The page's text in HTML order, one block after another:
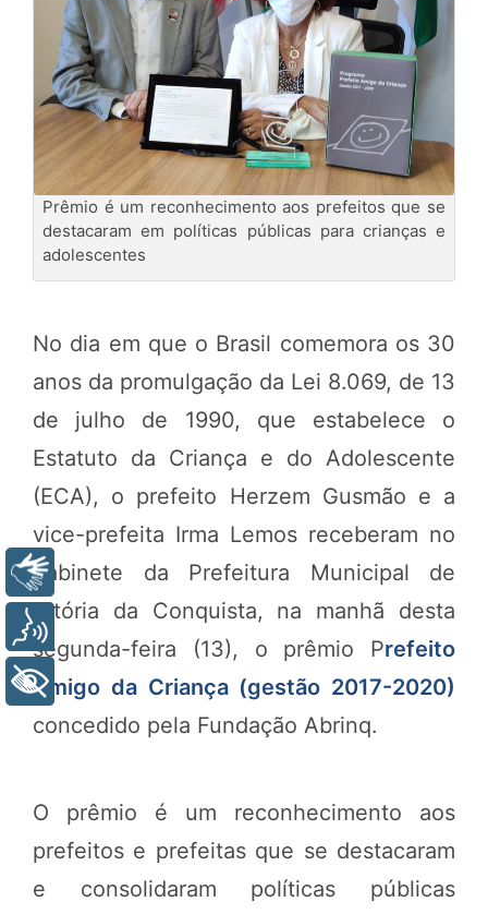
Prêmio é um reconhecimento aos prefeitos que se
destacaram em políticas públicas para crianças e
adolescentes
No dia em que o Brasil comemora os 30
anos da promulgação da Lei 8.069, de 13
de julho de 1990, que estabelece o
Estatuto da Criança e do Adolescente
(ECA), o prefeito Herzem Gusmão e a
vice-prefeita Irma Lemos receberam no
gabinete da Prefeitura Municipal de
Vitória da Conquista, na manhã desta
segunda-feira (13), o prêmio Prefeito
Amigo da Criança (gestão 2017-2020)
concedido pela Fundação Abrinq.
O prêmio é um reconhecimento aos
prefeitos e prefeitas que se destacaram
e consolidaram políticas públicas
Libras
+ Acessibilidade